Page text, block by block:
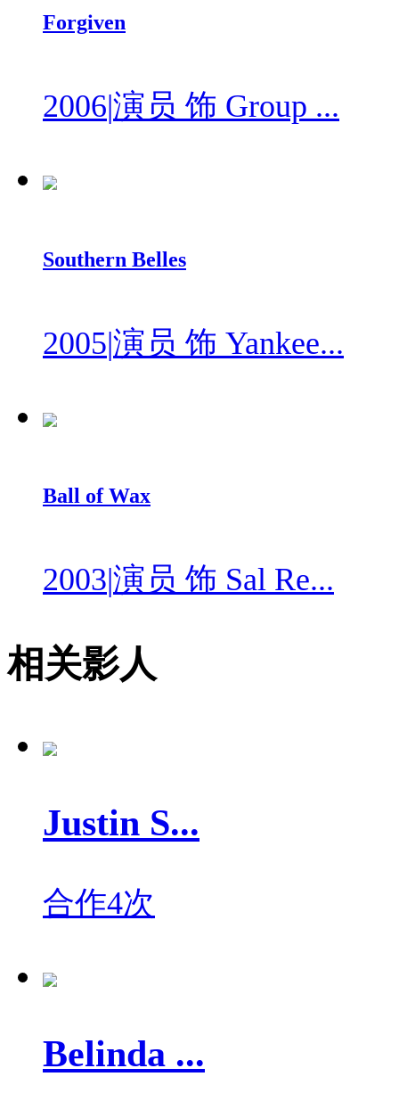
Forgiven
2006|演员 饰 Group ...
Southern Belles
2005|演员 饰 Yankee...
Ball of Wax
2003|演员 饰 Sal Re...
相关影人
Justin S...
合作4次
Belinda ...